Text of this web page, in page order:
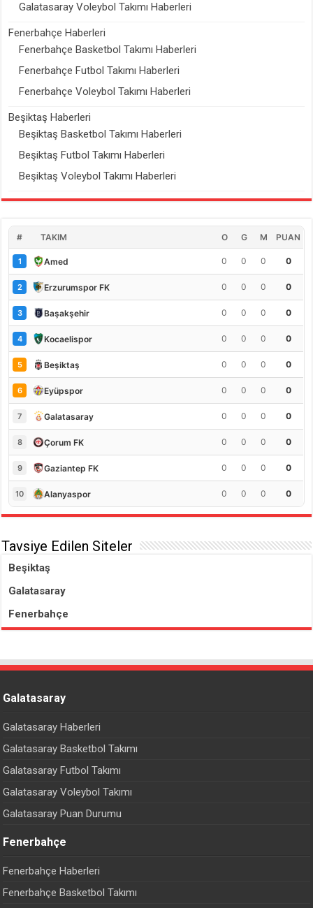
Galatasaray Voleybol Takımı Haberleri
Fenerbahçe Haberleri
Fenerbahçe Basketbol Takımı Haberleri
Fenerbahçe Futbol Takımı Haberleri
Fenerbahçe Voleybol Takımı Haberleri
Beşiktaş Haberleri
Beşiktaş Basketbol Takımı Haberleri
Beşiktaş Futbol Takımı Haberleri
Beşiktaş Voleybol Takımı Haberleri
# TAKIM O G M PUAN
1 Amed 0 0 0 0
2 Erzurumspor FK 0 0 0 0
3 Başakşehir 0 0 0 0
4 Kocaelispor 0 0 0 0
5 Beşiktaş 0 0 0 0
6 Eyüpspor 0 0 0 0
7 Galatasaray 0 0 0 0
8 Çorum FK 0 0 0 0
9 Gaziantep FK 0 0 0 0
10 Alanyaspor 0 0 0 0
Tavsiye Edilen Siteler
Beşiktaş
Galatasaray
Fenerbahçe
Galatasaray
Galatasaray Haberleri
Galatasaray Basketbol Takımı
Galatasaray Futbol Takımı
Galatasaray Voleybol Takımı
Galatasaray Puan Durumu
Fenerbahçe
Fenerbahçe Haberleri
Fenerbahçe Basketbol Takımı